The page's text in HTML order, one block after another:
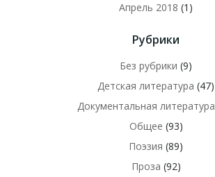
Апрель 2018 (1)
Рубрики
Без рубрики (9)
Детская литература (47)
Документальная литература
Общее (93)
Поэзия (89)
Проза (92)